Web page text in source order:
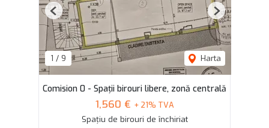
1 / 9 Harta
Previous Next
Comision 0 - Spații birouri libere, zonă centrală
1,560 € + 21% TVA
Spațiu de birouri de închiriat